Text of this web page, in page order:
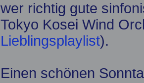
wer richtig gute
Tokyo Kosei Wind
Lieblingsplaylist).
Einen schönen